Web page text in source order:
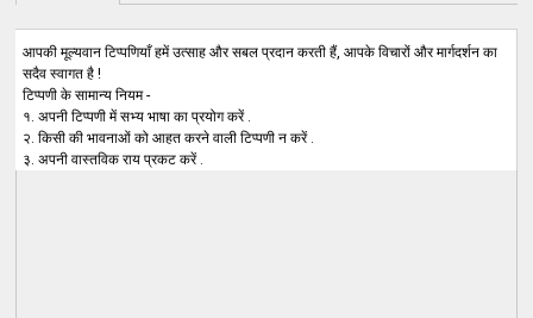
आपकी मूल्यवान टिप्पणियाँ हमें उत्साह और सबल प्रदान करती हैं, आपके विचारों और मार्गदर्शन का
सदैव स्वागत है !
टिप्पणी के सामान्य नियम -
१. अपनी टिप्पणी में सभ्य भाषा का प्रयोग करें .
२. किसी की भावनाओं को आहत करने वाली टिप्पणी न करें .
३. अपनी वास्तविक राय प्रकट करें .